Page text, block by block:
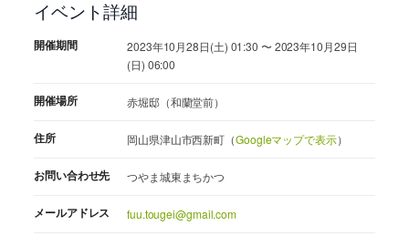
イベント詳細
開催期間
2023年10月28日(土) 01:30 〜 2023年10月29日
(日) 06:00
開催場所 赤堀邸（和蘭堂前）
住所 岡山県津山市西新町（Googleマップで表示）
お問い合わせ先 つやま城東まちかつ
メールアドレス fuu.tougei@gmail.com